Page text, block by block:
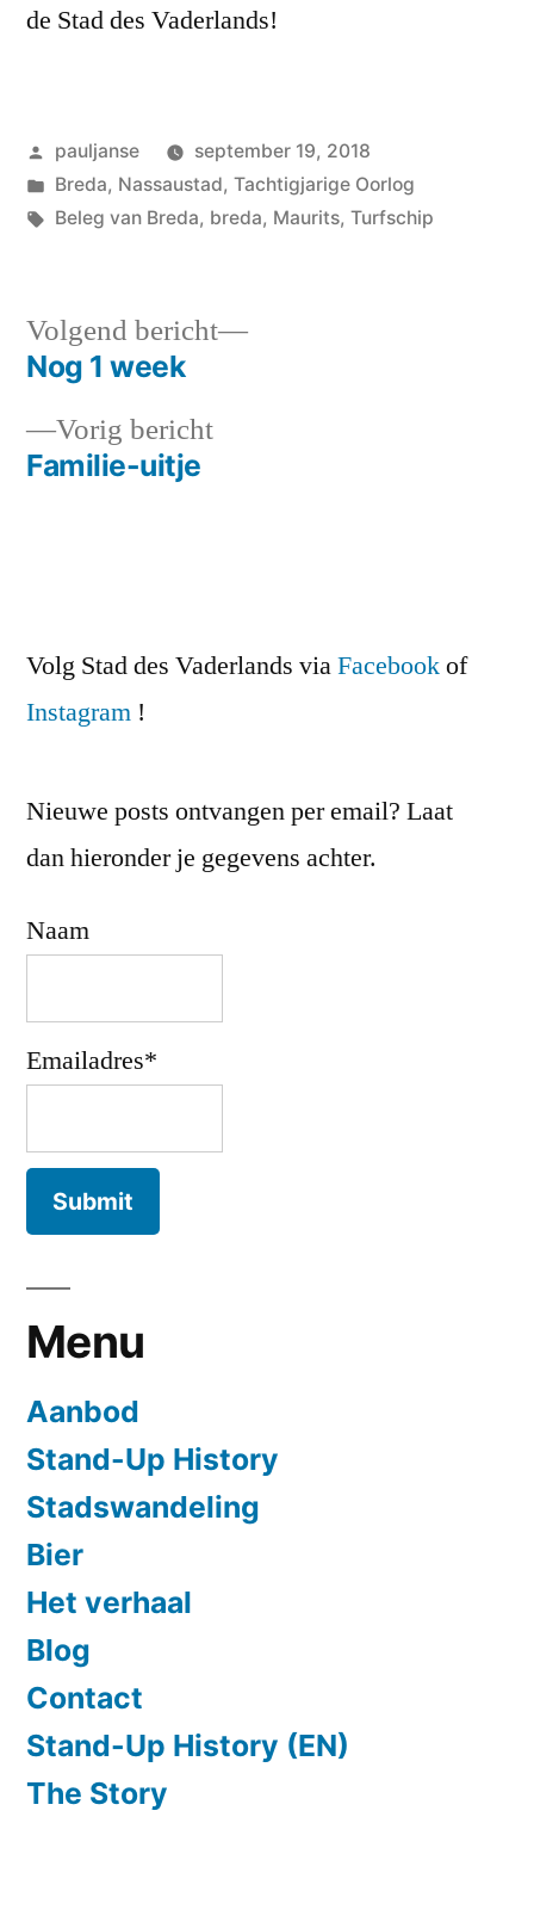
de Stad des Vaderlands!
Geplaatst
door
pauljanse
september 19, 2018
Geplaatst
in
Breda, Nassaustad, Tachtigjarige Oorlog
Tags:
Beleg van Breda, breda, Maurits, Turfschip
Bericht
navigatie
Vorig berichtVorig
Familie-uitje
Volgend bericht
Volgend
Nog 1 week
Volg Stad des Vaderlands viaFacebookof
Instagram !
Nieuwe posts ontvangen per email? Laat
dan hieronder je gegevens achter.
Naam
Emailadres*
Menu
Aanbod
Stand-Up History
Stadswandeling
Bier
Het verhaal
Blog
Contact
Stand-Up History (EN)
The Story